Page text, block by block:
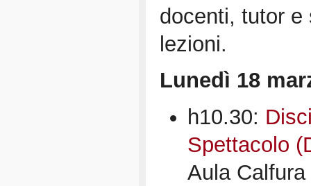
docenti, tutor
lezioni.
Lunedì 18
h10.30:
Spettacolo
Aula